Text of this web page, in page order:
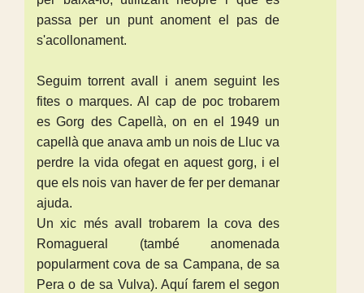
passa per un punt anoment el pas de
s'acollonament.
Seguim torrent avall i anem seguint les
fites o marques. Al cap de poc trobarem
es Gorg des Capellà, on en el 1949 un
capellà que anava amb un nois de Lluc va
perdre la vida ofegat en aquest gorg, i el
que els nois van haver de fer per demanar
ajuda.
Un xic més avall trobarem la cova des
Romagueral (també anomenada
popularment cova de sa Campana, de sa
Pera o de sa Vulva). Aquí farem el segon